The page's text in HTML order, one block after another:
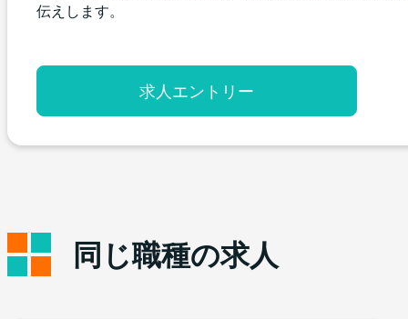
伝えします。
求人エントリー
同じ職種の求人